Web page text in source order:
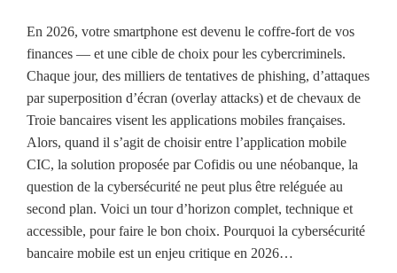
En 2026, votre smartphone est devenu le coffre-fort de vos
finances — et une cible de choix pour les cybercriminels.
Chaque jour, des milliers de tentatives de phishing, d’attaques
par superposition d’écran (overlay attacks) et de chevaux de
Troie bancaires visent les applications mobiles françaises.
Alors, quand il s’agit de choisir entre l’application mobile
CIC, la solution proposée par Cofidis ou une néobanque, la
question de la cybersécurité ne peut plus être reléguée au
second plan. Voici un tour d’horizon complet, technique et
accessible, pour faire le bon choix. Pourquoi la cybersécurité
bancaire mobile est un enjeu critique en 2026…